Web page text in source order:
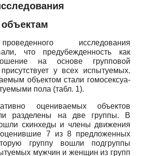
исследования
что предубежденность как
на основе групповой
у всех испытуемых.
объектом стали гомосексуа­
пола (табл. 1).
оцениваемых объектов
разделены на две группы. В
скин­хеды и члены движения
7 из 8 предложенных
группу вошли подгруппы
мужчин и женщин из групп